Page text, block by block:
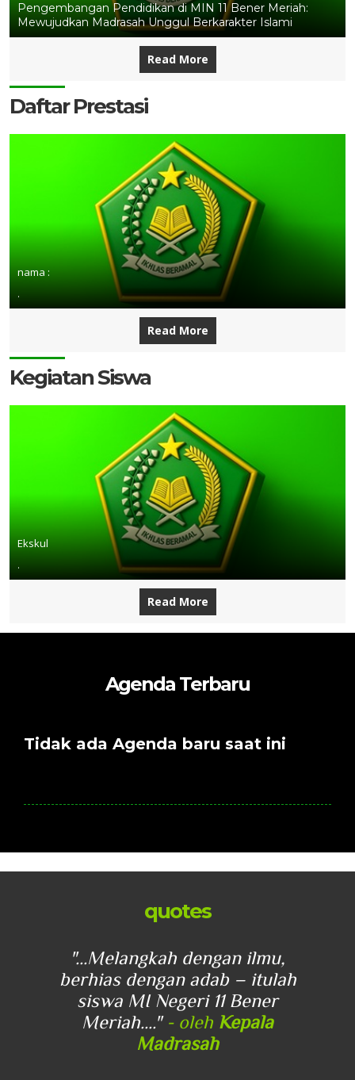
Pengembangan Pendidikan di MIN 11 Bener Meriah:
Mewujudkan Madrasah Unggul Berkarakter Islami
Read More
Daftar Prestasi
nama :
.
Read More
Kegiatan Siswa
Ekskul
.
Read More
Agenda Terbaru
Tidak ada Agenda baru saat ini
quotes
"...Melangkah dengan ilmu,
berhias dengan adab – itulah
siswa MI Negeri 11 Bener
Meriah...." - oleh Kepala
Madrasah